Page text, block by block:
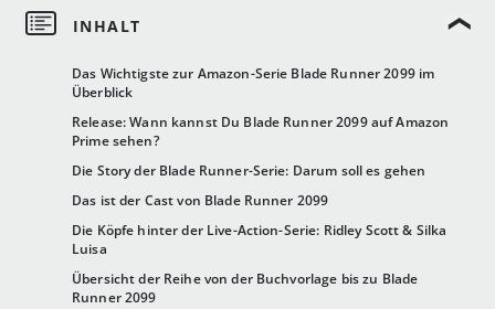
Das Wichtigste zur Amazon-Serie Blade Runner 2099 im
Überblick
Release: Wann kannst Du Blade Runner 2099 auf Amazon
Prime sehen?
Die Story der Blade Runner-Serie: Darum soll es gehen
Das ist der Cast von Blade Runner 2099
Die Köpfe hinter der Live-Action-Serie: Ridley Scott & Silka
Luisa
Übersicht der Reihe von der Buchvorlage bis zu Blade
Runner 2099